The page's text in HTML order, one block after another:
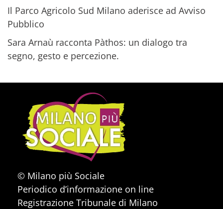
Il Parco Agricolo Sud Milano aderisce ad Avviso
Pubblico
Sara Arnaù racconta Pàthos: un dialogo tra
segno, gesto e percezione.
© Milano più Sociale
Periodico d’informazione on line
Registrazione Tribunale di Milano